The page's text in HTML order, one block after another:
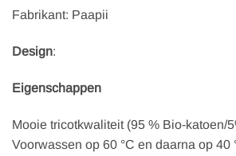
Fabrikant: Paapii
Design:
Eigenschappen
Mooie tricotkwaliteit (95 % Bio-katoen/
Voorwassen op 60 °C en daarna op 40